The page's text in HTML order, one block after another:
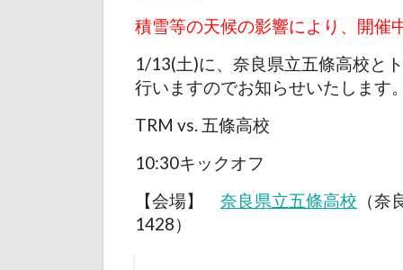
積雪等の天候の影響により、開催
1/13(土)に、奈良県立五條高校と
行いますのでお知らせいたします
TRM vs. 五條高校
10:30キックオフ
【会場】 奈良県立五條高校 （奈
1428）